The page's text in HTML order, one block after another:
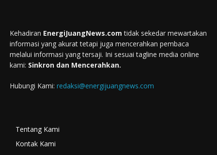
Kehadiran EnergiJuangNews.com tidak sekedar mewartakan
informasi yang akurat tetapi juga mencerahkan pembaca
melalui informasi yang tersaji. Ini sesuai tagline media online
kami: Sinkron dan Mencerahkan.
Hubungi Kami: redaksi@energijuangnews.com
Tentang Kami
Kontak Kami